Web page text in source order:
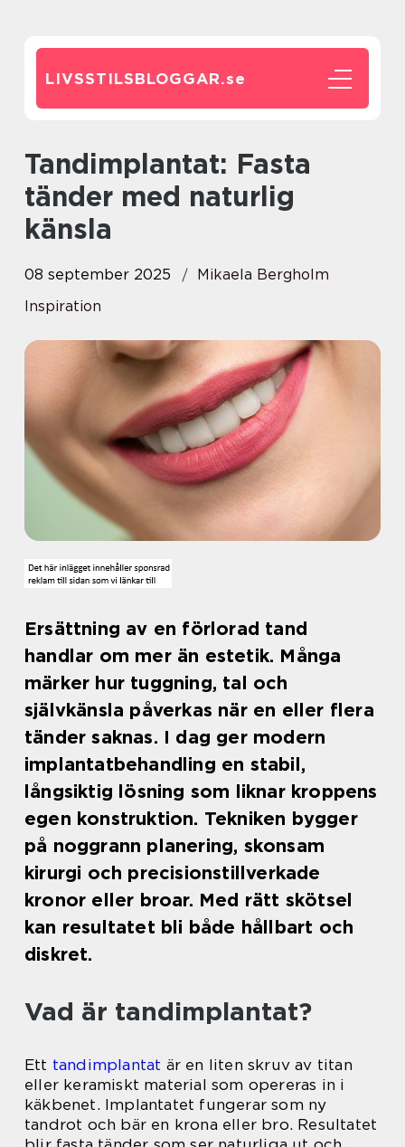
LIVSSTILSBLOGGAR.se
Tandimplantat: Fasta
tänder med naturlig
känsla
08 september 2025
Mikaela Bergholm
Inspiration
Ersättning av en förlorad tand
handlar om mer än estetik. Många
märker hur tuggning, tal och
självkänsla påverkas när en eller flera
tänder saknas. I dag ger modern
implantatbehandling en stabil,
långsiktig lösning som liknar kroppens
egen konstruktion. Tekniken bygger
på noggrann planering, skonsam
kirurgi och precisionstillverkade
kronor eller broar. Med rätt skötsel
kan resultatet bli både hållbart och
diskret.
Vad är tandimplantat?
Ett tandimplantat är en liten skruv av titan
eller keramiskt material som opereras in i
käkbenet. Implantatet fungerar som ny
tandrot och bär en krona eller bro. Resultatet